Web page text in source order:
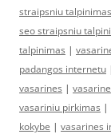
straipsniu talpinimas
seo straipsniu
talpinimas |
padangos internetu
vasarines |
vasariniu pirkimas |
kokybe | vasarines